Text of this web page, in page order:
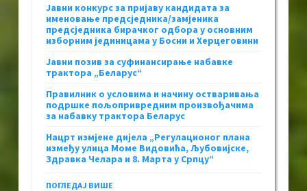
Јавни конкурс за пријаву кандидата за
именовање предсједника/замјеника
предсједника бирачког одбора у основним
изборним јединицама у Босни и Херцеговини
Јавни позив за суфинансирање набавке
трактора „Беларус“
Правилник о условима и начину остваривања
подршке пољопривредним произвођачима
за набавку трактора Беларус
Нацрт измјене дијела „Регулационог плана
између улица Моме Видовића, Љубовијске,
Здравка Челара и 8. Марта у Српцу“
ПОГЛЕДАЈ ВИШЕ